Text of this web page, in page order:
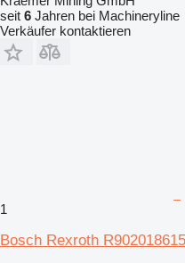
seit 6 Jahren bei Machineryline
Verkäufer kontaktieren
1
Bosch Rexroth